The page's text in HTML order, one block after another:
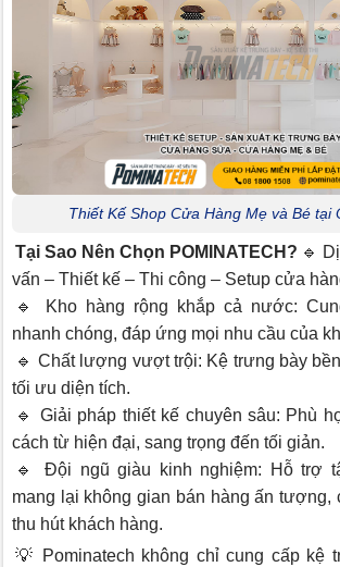
Thiết Kế Shop Cửa Hàng Mẹ và Bé tại
Tại Sao Nên Chọn POMINATECH? 🔹
vấn – Thiết kế – Thi công – Setup cửa
🔹 Kho hàng rộng khắp cả nước:
nhanh chóng, đáp ứng mọi nhu cầu của
🔹 Chất lượng vượt trội: Kệ trưng bày
tối ưu diện tích.
🔹 Giải pháp thiết kế chuyên sâu: Phù
cách từ hiện đại, sang trọng đến tối giản.
🔹 Đội ngũ giàu kinh nghiệm: Hỗ trợ
mang lại không gian bán hàng ấn tượng,
thu hút khách hàng.
💡 Pominatech không chỉ cung cấp kệ